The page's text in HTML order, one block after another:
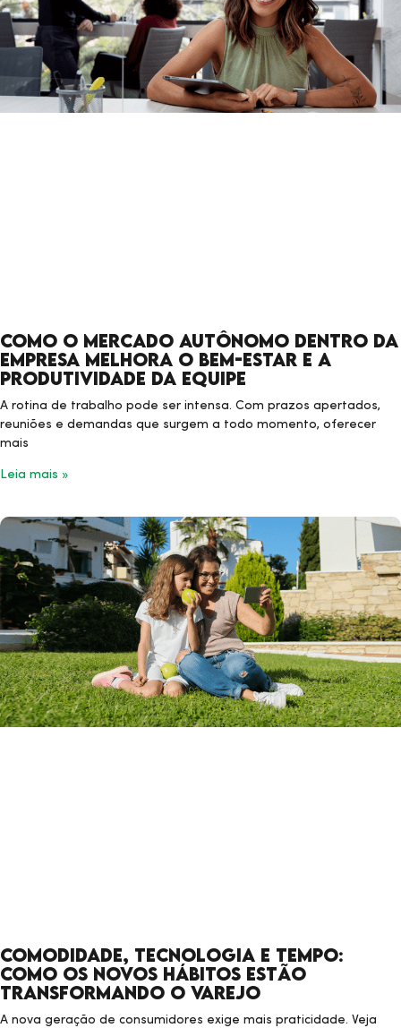
Como o mercado autônomo dentro da
empresa melhora o bem-estar e a
produtividade da equipe
A rotina de trabalho pode ser intensa. Com prazos apertados,
reuniões e demandas que surgem a todo momento, oferecer
mais
Leia mais »
Comodidade, tecnologia e tempo:
como os novos hábitos estão
transformando o varejo
A nova geração de consumidores exige mais praticidade. Veja